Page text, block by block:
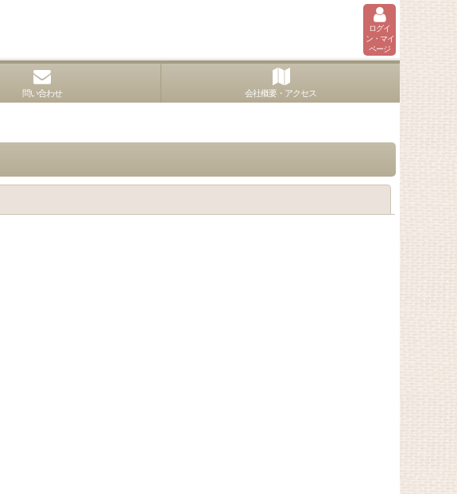
ログイ
ン・マイ
ページ
問い合わせ 会社概要・アクセス